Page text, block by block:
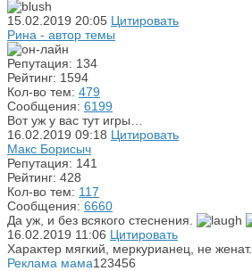
15.02.2019 20:05 Цитировать
Рина - автор темы
Репутация: 134
Рейтинг: 1594
Кол-во тем: 479
Сообщения: 6199
Вот уж у вас тут игры…
16.02.2019 09:18 Цитировать
Макс Борисыч
Репутация: 141
Рейтинг: 428
Кол-во тем: 117
Сообщения: 6660
Да уж, и без всякого стеснения.
16.02.2019 11:06 Цитировать
Характер мягкий, меркурианец, не женат.
Реклама мама123456